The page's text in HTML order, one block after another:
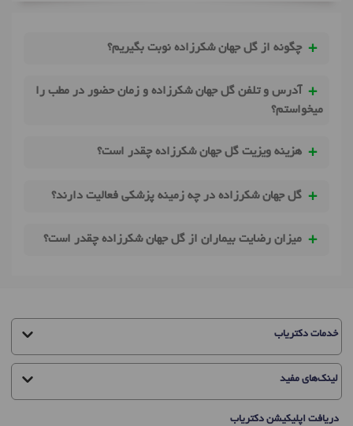
چگونه از گل جهان شکرزاده نوبت بگیریم؟
آدرس و تلفن گل جهان شکرزاده و زمان حضور در مطب را
میخواستم؟
هزینه ویزیت گل جهان شکرزاده چقدر است؟
گل جهان شکرزاده در چه زمینه پزشکی فعالیت دارند؟
میزان رضایت بیماران از گل جهان شکرزاده چقدر است؟
خدمات دکتریاب
لینک‌های مفید
دریافت اپلیکیشن دکتریاب